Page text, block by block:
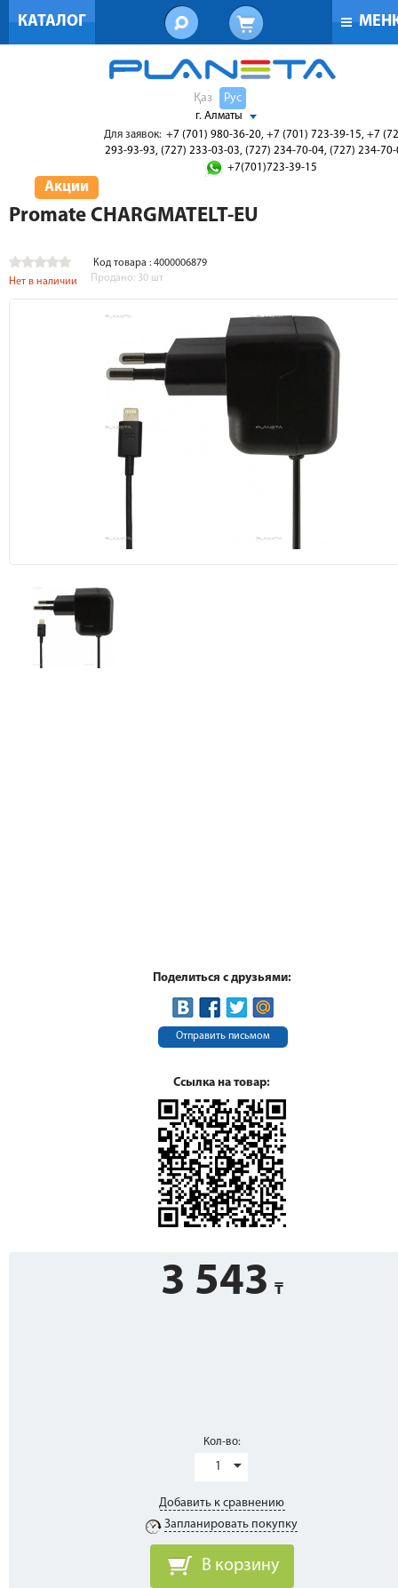
КАТАЛОГ
Қаз Рус
г. Алматы
Для заявок: +7 (701) 980-36-20, +7 (701) 723-39-15, +7
293-93-93, (727) 233-03-03, (727) 234-70-04, (727) 234-
+7(701)723-39-15
Акции
Promate CHARGMATELT-EU
Код товара : 4000006879
Нет в наличии
Продано: 30 шт
Поделиться с друзьями:
Отправить письмом
Ссылка на товар:
3 543
Кол-во:
1
Добавить к сравнению
Запланировать покупку
В корзину